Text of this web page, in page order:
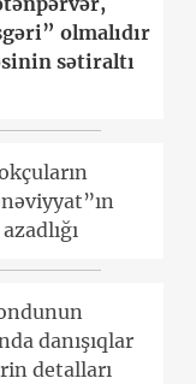
olmalıdır
sətiraltı
danışıqlar
detalları